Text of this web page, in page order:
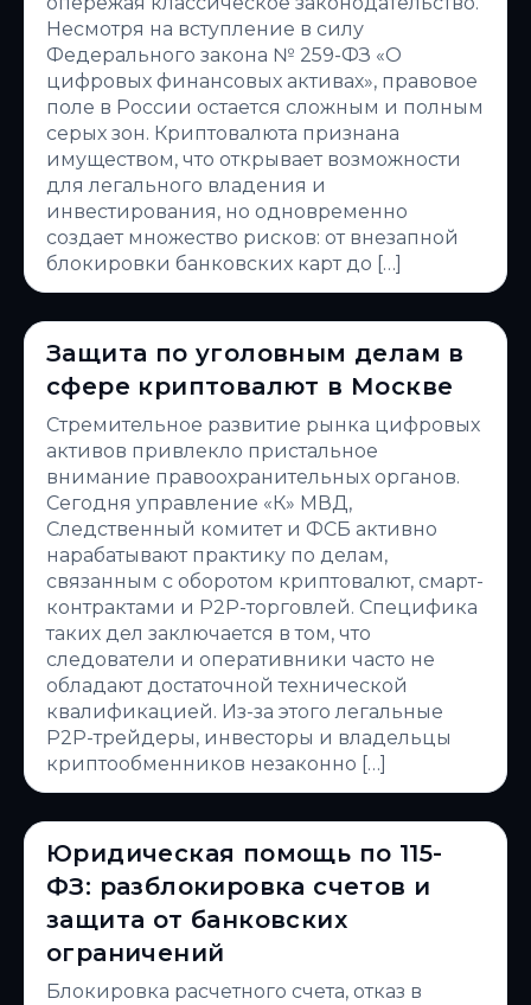
Несмотря на вступление в силу
Федерального закона № 259-ФЗ «О
цифровых финансовых активах», правовое
поле в России остается сложным и полным
серых зон. Криптовалюта признана
имуществом, что открывает возможности
для легального владения и
инвестирования, но одновременно
создает множество рисков: от внезапной
блокировки банковских карт до […]
Защита по уголовным делам в
сфере криптовалют в Москве
Стремительное развитие рынка цифровых
активов привлекло пристальное
внимание правоохранительных органов.
Сегодня управление «К» МВД,
Следственный комитет и ФСБ активно
нарабатывают практику по делам,
связанным с оборотом криптовалют, смарт-
контрактами и P2P-торговлей. Специфика
таких дел заключается в том, что
следователи и оперативники часто не
обладают достаточной технической
квалификацией. Из-за этого легальные
P2P-трейдеры, инвесторы и владельцы
криптообменников незаконно […]
Юридическая помощь по 115-
ФЗ: разблокировка счетов и
защита от банковских
ограничений
Блокировка расчетного счета, отказ в